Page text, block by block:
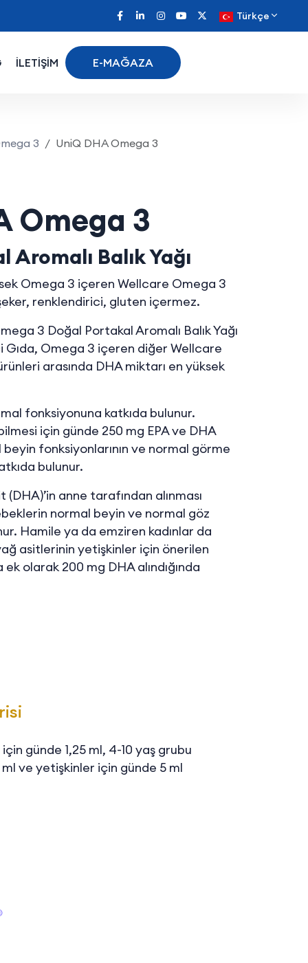
Türkçe
İLETİŞİM E-MAĞAZA
Portakal
3 UniQ DHA Omega 3
Omega 3
Balık Yağı
Omega 3 içeren Wellcare Omega 3
renklendirici, gluten içermez.
3 Doğal Portakal Aromalı Balık Yağı
Gıda, Omega 3 içeren diğer Wellcare
arasında DHA miktarı en yüksek
fonksiyonuna katkıda bulunur.
için günde 250 mg EPA ve DHA
beyin fonksiyonlarının ve normal görme
bulunur.
anne tarafından alınması
normal beyin ve normal göz
Hamile ya da emziren kadınlar da
asitlerinin yetişkinler için önerilen
olarak 200 mg DHA alındığında
günde 1,25 ml, 4-10 yaş grubu
ve yetişkinler için günde 5 ml